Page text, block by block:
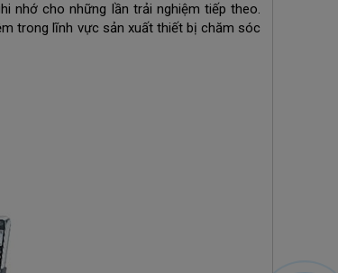
nhớ cho những lần trải nghiệm tiếp theo.
trong lĩnh vực sản xuất thiết bị chăm sóc